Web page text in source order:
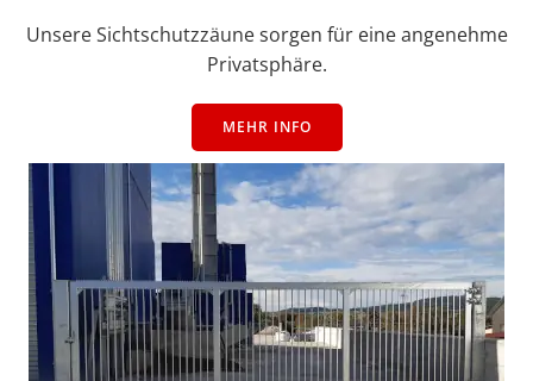
Unsere Sichtschutzzäune sorgen für eine angenehme
Privatsphäre.
MEHR INFO